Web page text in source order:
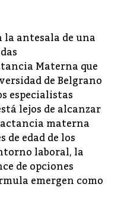
la antesala de una
Materna que
de Belgrano
especialistas
lejos de alcanzar
materna
de edad de los
laboral, la
de opciones
emergen como